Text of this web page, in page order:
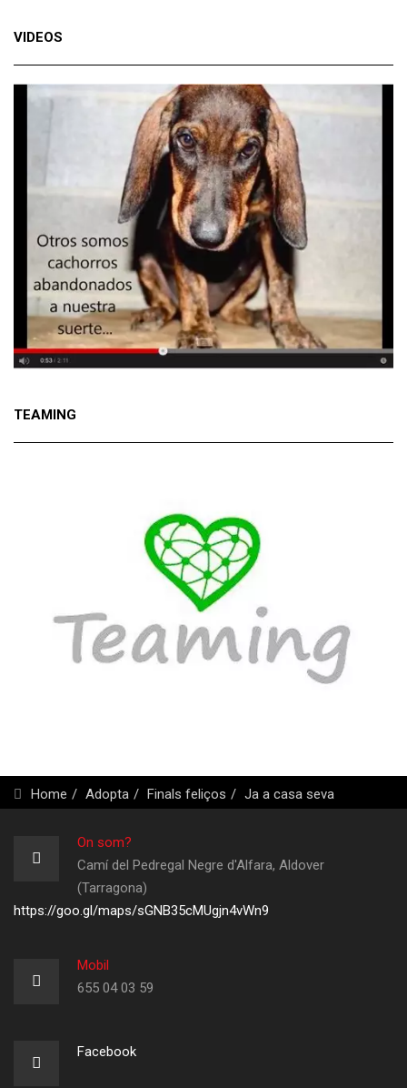
VIDEOS
TEAMING
Home Adopta Finals feliços Ja a casa seva
On som?
Camí del Pedregal Negre d'Alfara, Aldover
(Tarragona)
https://goo.gl/maps/sGNB35cMUgjn4vWn9
Mobil
655 04 03 59
Facebook